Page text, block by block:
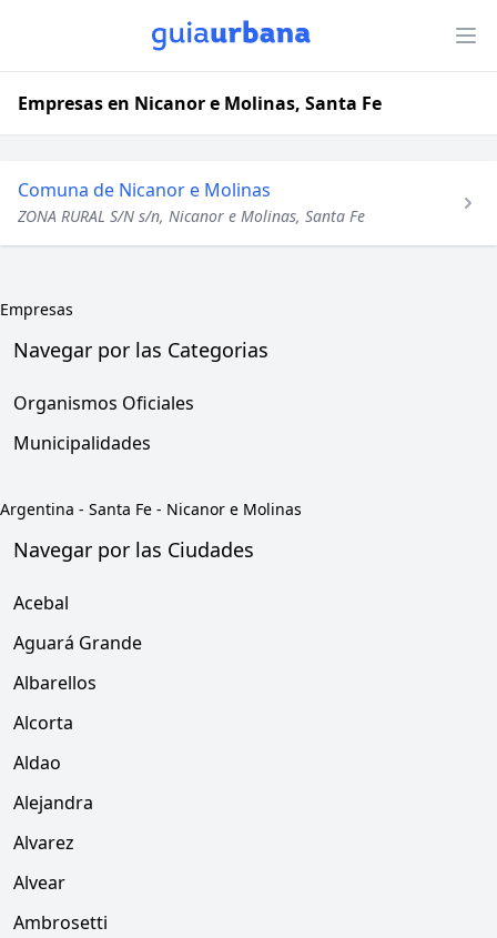
Empresas en Nicanor e Molinas, Santa Fe
Comuna de Nicanor e Molinas
ZONA RURAL S/N s/n, Nicanor e Molinas, Santa Fe
Empresas
Navegar por las Categorias
Organismos Oficiales
Municipalidades
Argentina - Santa Fe - Nicanor e Molinas
Navegar por las Ciudades
Acebal
Aguará Grande
Albarellos
Alcorta
Aldao
Alejandra
Alvarez
Alvear
Ambrosetti